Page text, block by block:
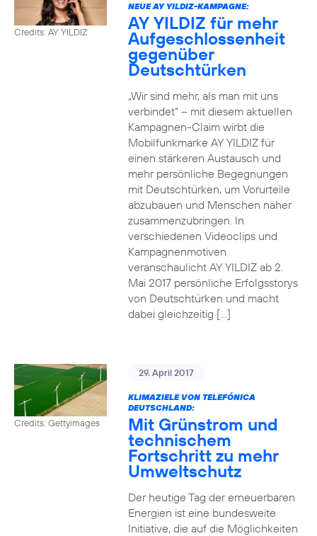
Credits: AY YILDIZ
NEUE AY YILDIZ-KAMPAGNE:
AY YILDIZ für mehr
Aufgeschlossenheit
gegenüber
Deutschtürken
„Wir sind mehr, als man mit uns
verbindet“ – mit diesem aktuellen
Kampagnen-Claim wirbt die
Mobilfunkmarke AY YILDIZ für
einen stärkeren Austausch und
mehr persönliche Begegnungen
mit Deutschtürken, um Vorurteile
abzubauen und Menschen näher
zusammenzubringen. In
verschiedenen Videoclips und
Kampagnenmotiven
veranschaulicht AY YILDIZ ab 2.
Mai 2017 persönliche Erfolgsstorys
von Deutschtürken und macht
dabei gleichzeitig […]
Credits: Gettyimages
29. April 2017
KLIMAZIELE VON TELEFÓNICA
DEUTSCHLAND:
Mit Grünstrom und
technischem
Fortschritt zu mehr
Umweltschutz
Der heutige Tag der erneuerbaren
Energien ist eine bundesweite
Initiative, die auf die Möglichkeiten